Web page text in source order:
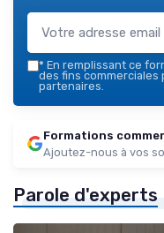
* En remplissant ce
des fins commerciales
partenaires.
Formations
Ajoutez-nous à vos
Parole d'experts